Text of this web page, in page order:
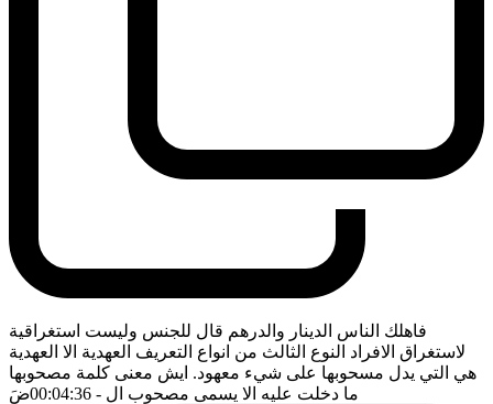
فاهلك الناس الدينار والدرهم قال للجنس وليست استغراقية
لاستغراق الافراد النوع الثالث من انواع التعريف العهدية الا العهدية
هي التي يدل مسحوبها على شيء معهود. ايش معنى كلمة مصحوبها
ما دخلت عليه الا يسمى مصحوب ال - 00:04:36 ضَ